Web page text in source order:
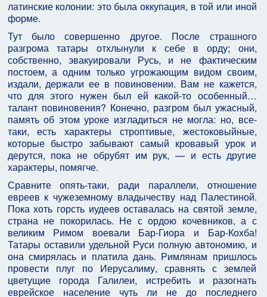
латинские колонии: это была оккупация, в той или иной
форме.
Тут было совершенно другое. После страшного
разгрома татары отхлынули к себе в орду; они,
собственно, эвакуировали Русь, и не фактическим
постоем, а одним только угрожающим видом своим,
издали, держали ее в повиновении. Вам не кажется,
что для этого нужен был ей какой-то особенный…
талант повиновения? Конечно, разгром был ужасный,
память об этом уроке изгладиться не могла: но, все-
таки, есть характеры строптивые, жестоковыйные,
которые быстро забывают самый кровавый урок и
дерутся, пока не обрубят им рук, — и есть другие
характеры, помягче.
Сравните опять-таки, ради параллели, отношение
евреев к чужеземному владычеству над Палестиной.
Пока хоть горсть иудеев оставалась на святой земле,
страна не покорилась. Не с ордою кочевников, а с
великим Римом воевали Бар-Гиора и Бар-Кохба!
Татары оставили удельной Руси полную автономию, и
она смирялась и платила дань. Римлянам пришлось
провести плуг по Иерусалиму, сравнять с землей
цветущие города Галилеи, истребить и разогнать
еврейское население чуть ли не до последнего